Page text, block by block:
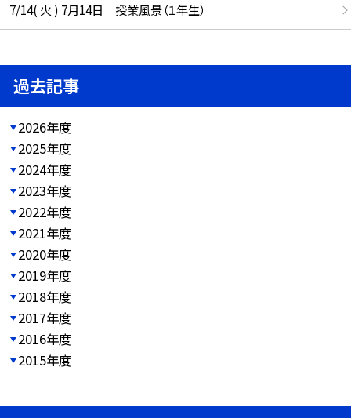
7/14( 火 ) 7月14日 授業風景（１年生）
過去記事
2026年度
2025年度
2024年度
2023年度
2022年度
2021年度
2020年度
2019年度
2018年度
2017年度
2016年度
2015年度